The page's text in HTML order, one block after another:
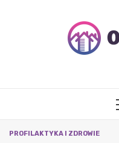
PROFILAKTYKA I ZDROWIE